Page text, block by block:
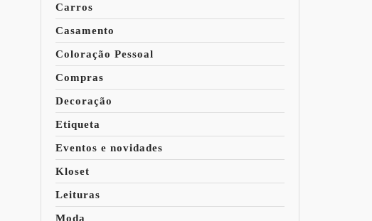
Carros
Casamento
Coloração Pessoal
Compras
Decoração
Etiqueta
Eventos e novidades
Kloset
Leituras
Moda